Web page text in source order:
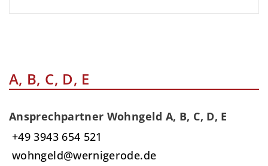
A, B, C, D, E
Ansprechpartner Wohngeld A, B, C, D, E
+49 3943 654 521
wohngeld@wernigerode.de